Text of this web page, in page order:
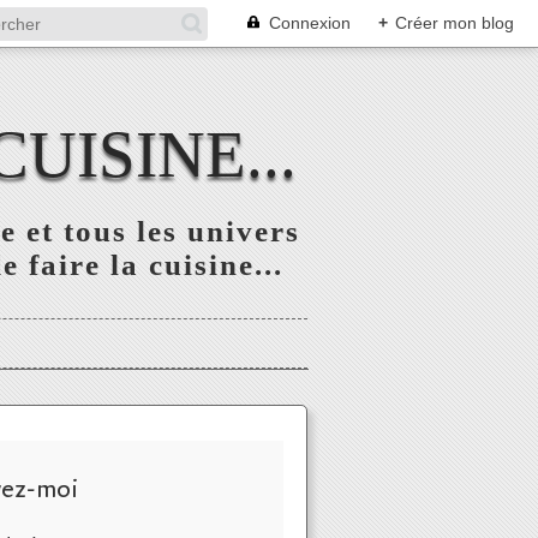
Connexion + Créer mon blog
et tous les univers
faire la cuisine...
moi